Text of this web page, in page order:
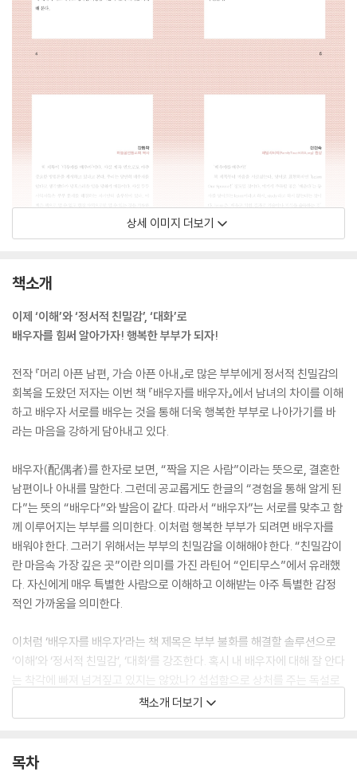
상세 이미지 더보기
책소개
이제 ‘이해’와 ‘정서적 친밀감’, ‘대화’로
배우자를 힘써 알아가자! 행복한 부부가 되자!
전작 『머리 아픈 남편, 가슴 아픈 아내』로 많은 부부에게 정서적 친밀감의
회복을 도왔던 저자는 이번 책 『배우자를 배우자』에서 남녀의 차이를 이해
하고 배우자 서로를 배우는 것을 통해 더욱 행복한 부부로 나아가기를 바
라는 마음을 강하게 담아내고 있다.
배우자(配偶者)를 한자로 보면, “짝을 지은 사람”이라는 뜻으로, 결혼한
남편이나 아내를 말한다. 그런데 공교롭게도 한글의 “경험을 통해 알게 된
다”는 뜻의 “배우다”와 발음이 같다. 따라서 “배우자”는 서로를 맞추고 함
께 이루어지는 부부를 의미한다. 이처럼 행복한 부부가 되려면 배우자를
배워야 한다. 그러기 위해서는 부부의 친밀감을 이해해야 한다. “친밀감이
란 마음속 가장 깊은 곳”이란 의미를 가진 라틴어 “인티무스”에서 유래했
다. 자신에게 매우 특별한 사람으로 이해하고 이해받는 아주 특별한 감정
적인 가까움을 의미한다.
이처럼 ‘배우자를 배우자’라는 책 제목은 부부 불화를 해결할 솔루션으로
‘이해’와 ‘정서적 친밀감’, ‘대화’를 강조한다. 혹시 내 배우자에 대해 잘 안다
는 착각에 빠져 넘겨짚고 있지는 않았나? 섭섭함으로 상처를 주는 독설로
표현되지는 않았나? 배우자의 대화 요청을 마치 ‘싸움을 거는 것’으로 오해
하고 소통 자체를 차단하지는 않았나? 우리는 배우자를 아는 데 힘써야 한
는가? 그렇다면 당신은 그 흔한 것조차 노력하지 못하고 있지는 않은지 지
책소개 더보기
목차